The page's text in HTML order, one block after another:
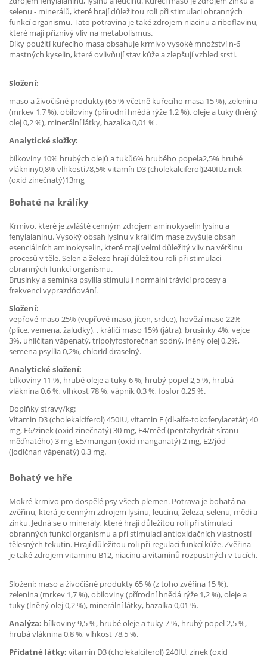
selenu - minerálů, které hrají důležitou roli při stimulaci obranných
funkcí organismu. Tato potravina je také zdrojem niacinu a riboflavinu,
které mají příznivý vliv na metabolismus.
Díky použití kuřecího masa obsahuje krmivo vysoké množství n-6
mastných kyselin, které ovlivňují stav kůže a zlepšují vzhled srsti.
Složení:
maso a živočišné produkty (65 % včetně kuřecího masa 15 %), zelenina
(mrkev 1,7 %), obiloviny (přírodní hnědá rýže 1,2 %), oleje a tuky (lněný
olej 0,2 %), minerální látky, bazalka 0,01 %.
Analytické složky:
bílkoviny 10% hrubých olejů a tuků6% hrubého popela2,5% hrubé
vlákniny0,8% vlhkosti78,5% vitamín D3 (cholekalciferol)240IUzinek
(oxid zinečnatý)13mg
Bohaté na králíky
Krmivo, které je zvláště cenným zdrojem aminokyselin lysinu a
fenylalaninu. Vysoký obsah lysinu v králičím mase zvyšuje obsah
esenciálních aminokyselin, které mají velmi důležitý vliv na většinu
procesů v těle. Selen a železo hrají důležitou roli při stimulaci
obranných funkcí organismu.
Brusinky a semínka psyllia stimulují normální trávicí procesy a
frekvenci vyprazdňování.
Složení:
vepřové maso 25% (vepřové maso, jícen, srdce), hovězí maso 22%
(plíce, vemena, žaludky), , králičí maso 15% (játra), brusinky 4%, vejce
3%, uhličitan vápenatý, tripolyfosforečnan sodný, lněný olej 0,2%,
semena psyllia 0,2%, chlorid draselný.
Analytické složení:
bílkoviny 11 %, hrubé oleje a tuky 6 %, hrubý popel 2,5 %, hrubá
vláknina 0,6 %, vlhkost 78 %, vápník 0,3 %, fosfor 0,25 %.
Doplňky stravy/kg:
Vitamin D3 (cholekalciferol) 450IU, vitamin E (dl-alfa-tokoferylacetát) 40
mg, E6/zinek (oxid zinečnatý) 30 mg, E4/měď (pentahydrát síranu
měďnatého) 3 mg, E5/mangan (oxid manganatý) 2 mg, E2/jód
(jodičnan vápenatý) 0,3 mg.
Bohatý ve hře
Mokré krmivo pro dospělé psy všech plemen. Potrava je bohatá na
zvěřinu, která je cenným zdrojem lysinu, leucinu, železa, selenu, mědi a
zinku. Jedná se o minerály, které hrají důležitou roli při stimulaci
obranných funkcí organismu a při stimulaci antioxidačních vlastností
tělesných tekutin. Hrají důležitou roli při regulaci funkcí kůže. Zvěřina
je také zdrojem vitaminu B12, niacinu a vitaminů rozpustných v tucích.
Složení: maso a živočišné produkty 65 % (z toho zvěřina 15 %),
zelenina (mrkev 1,7 %), obiloviny (přírodní hnědá rýže 1,2 %), oleje a
tuky (lněný olej 0,2 %), minerální látky, bazalka 0,01 %.
Analýza: bílkoviny 9,5 %, hrubé oleje a tuky 7 %, hrubý popel 2,5 %,
hrubá vláknina 0,8 %, vlhkost 78,5 %.
Přídatné látky: vitamin D3 (cholekalciferol) 240IU, zinek (oxid